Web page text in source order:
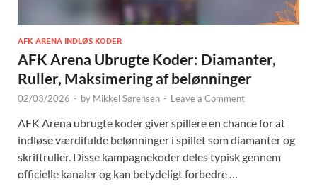
AFK ARENA INDLØS KODER
AFK Arena Ubrugte Koder: Diamanter,
Ruller, Maksimering af belønninger
02/03/2026 - by Mikkel Sørensen - Leave a Comment
AFK Arena ubrugte koder giver spillere en chance for at
indløse værdifulde belønninger i spillet som diamanter og
skriftruller. Disse kampagnekoder deles typisk gennem
officielle kanaler og kan betydeligt forbedre …